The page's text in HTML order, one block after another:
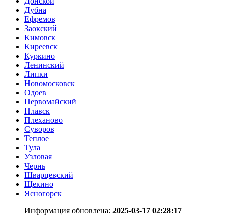
Дубна
Ефремов
Заокский
Кимовск
Киреевск
Куркино
Ленинский
Липки
Новомосковск
Одоев
Первомайский
Плавск
Плеханово
Суворов
Теплое
Тула
Узловая
Чернь
Шварцевский
Щекино
Ясногорск
Информация обновлена: 2025-03-17 02:28:17